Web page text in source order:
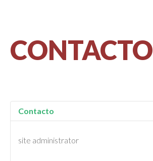
CONTACTO
Contacto
site administrator